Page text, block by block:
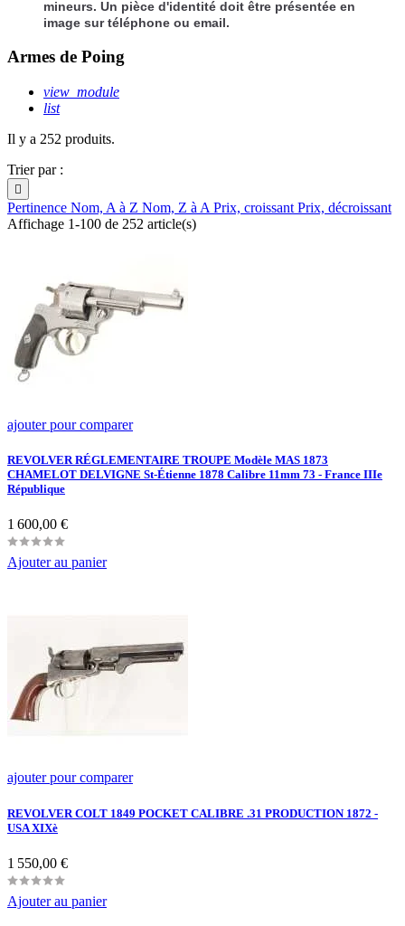
mineurs. Un pièce d'identité doit être présentée en
image sur téléphone ou email.
Armes de Poing
view_module
list
Il y a 252 produits.
Trier par :

Pertinence Nom, A à Z Nom, Z à A Prix, croissant Prix, décroissant
Affichage 1-100 de 252 article(s)
ajouter pour comparer
REVOLVER RÉGLEMENTAIRE TROUPE Modèle MAS 1873
CHAMELOT DELVIGNE St-Étienne 1878 Calibre 11mm 73 - France IIIe
République
Prix
1 600,00 €
Ajouter au panier
ajouter pour comparer
REVOLVER COLT 1849 POCKET CALIBRE .31 PRODUCTION 1872 -
USA XIXè
Prix
1 550,00 €
Ajouter au panier